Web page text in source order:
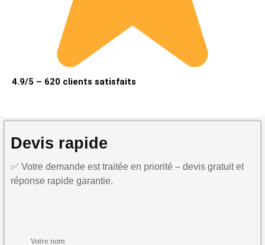
4.9/5 – 620 clients satisfaits
Devis rapide
✅ Votre demande est traitée en priorité – devis gratuit et
réponse rapide garantie.
Votre nom